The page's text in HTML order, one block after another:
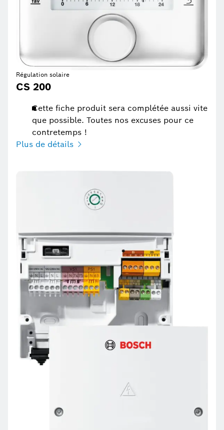
Régulation solaire
CS 200
Cette fiche produit sera complétée aussi vite
que possible. Toutes nos excuses pour ce
contretemps !
Plus de détails